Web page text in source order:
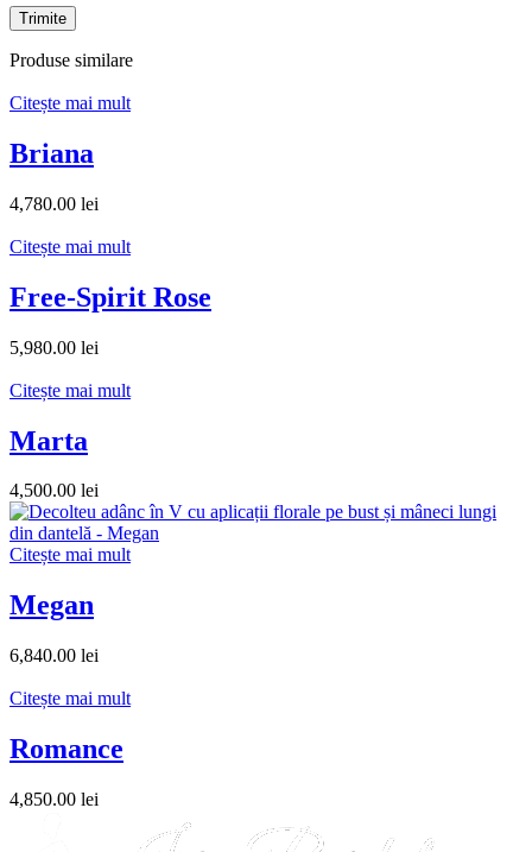
Produse similare
Citește mai mult
Briana
4,780.00 lei
Citește mai mult
Free-Spirit Rose
5,980.00 lei
Citește mai mult
Marta
4,500.00 lei
Citește mai mult
Megan
6,840.00 lei
Citește mai mult
Romance
4,850.00 lei